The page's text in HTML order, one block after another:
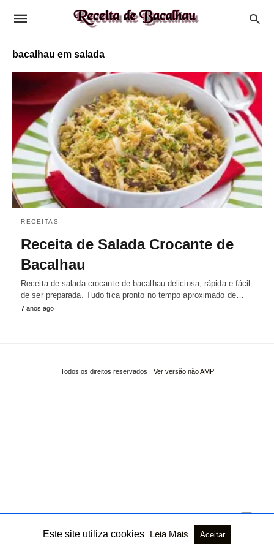
bacalhau em salada
RECEITAS
Receita de Salada Crocante de
Bacalhau
Receita de salada crocante de bacalhau deliciosa, rápida e fácil
de ser preparada. Tudo fica pronto no tempo aproximado de…
7 anos ago
Todos os direitos reservados Ver versão não AMP
Este site utiliza cookies Leia Mais Aceitar